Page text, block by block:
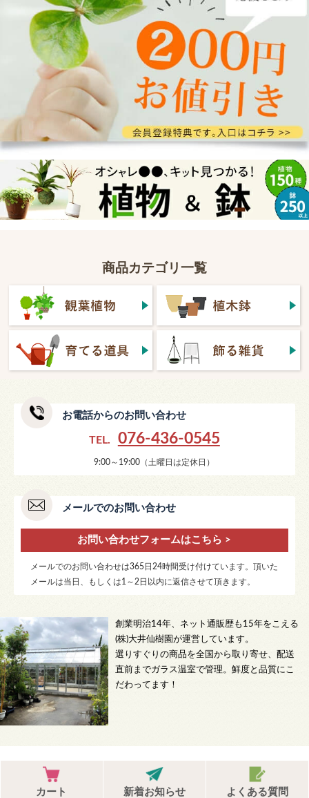
商品カテゴリ一覧
お電話からのお問い合わせ
TEL. 076-436-0545
9:00～19:00（土曜日は定休日）
メールでのお問い合わせ
お問い合わせフォームはこちら >
メールでのお問い合わせは365日24時間受け付けています。頂いた
メールは当日、もしくは1～2日以内に返信させて頂きます。
創業明治14年、ネット通販歴も15年をこえる
(株)大井仙樹園が運営しています。
選りすぐりの商品を全国から取り寄せ、配送
直前までガラス温室で管理。鮮度と品質にこ
だわってます！
カート 新着お知らせ よくある質問